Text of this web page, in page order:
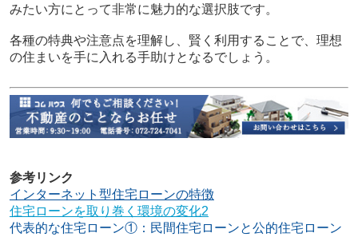
みたい方にとって非常に魅力的な選択肢です。
各種の特典や注意点を理解し、賢く利用することで、理想
の住まいを手に入れる手助けとなるでしょう。
参考リンク
インターネット型住宅ローンの特徴
住宅ローンを取り巻く環境の変化2
代表的な住宅ローン①：民間住宅ローンと公的住宅ローン